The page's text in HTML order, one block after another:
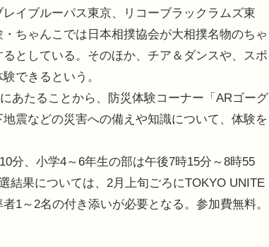
イブルーパス東京、リコーブラックラムズ東
ちゃんこでは日本相撲協会が大相撲名物のちゃ
としている。そのほか、チア＆ダンスや、スポ
できるという。
あたることから、防災体験コーナー「ARゴーグ
震などの災害への備えや知識について、体験を
分、小学4～6年生の部は午後7時15分～8時55
結果については、2月上旬ごろにTOKYO UNITE
1～2名の付き添いが必要となる。参加費無料。